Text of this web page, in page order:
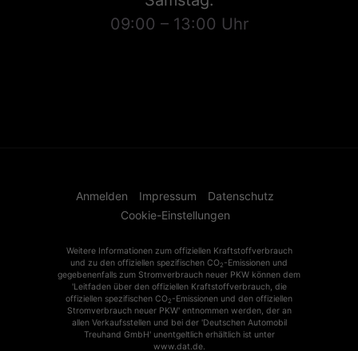
09:00 – 13:00 Uhr
Anmelden Impressum
Datenschutz
Cookie-Einstellungen
Weitere Informationen zum offiziellen Kraftstoffverbrauch
und zu den offiziellen spezifischen CO2 -Emissionen und
gegebenenfalls zum Stromverbrauch neuer PKW können dem
'Leitfaden über den offiziellen Kraftstoffverbrauch, die
offiziellen spezifischen CO2 -Emissionen und den offiziellen
Stromverbrauch neuer PKW' entnommen werden, der an
allen Verkaufsstellen und bei der 'Deutschen Automobil
Treuhand GmbH' unentgeltlich erhältlich ist unter
www.dat.de.